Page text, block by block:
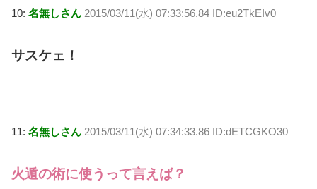
10: 名無しさん 2015/03/11(水) 07:33:56.84 ID:eu2TkEIv0
サスケェ！
11: 名無しさん 2015/03/11(水) 07:34:33.86 ID:dETCGKO30
火遁の術に使うって言えば？